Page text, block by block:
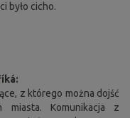
było cicho.
z którego można dojść
miasta. Komunikacja z